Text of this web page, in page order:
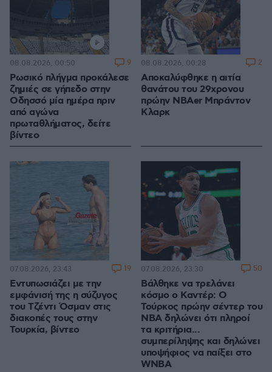
Ρωσικό πλήγμα προκάλεσε
ζημιές σε γήπεδο στην
Οδησσό μία ημέρα πριν
από αγώνα
πρωταθλήματος, δείτε
βίντεο
08.08.2026, 00:50 9
Αποκαλύφθηκε η αιτία
θανάτου του 29χρονου
πρώην NBAer Μπράντον
Κλαρκ
08.08.2026, 00:28 2
Εντυπωσιάζει με την
εμφάνισή της η σύζυγος
του Τζέντι Όσμαν στις
διακοπές τους στην
Τουρκία, βίντεο
07.08.2026, 23:43 19
Βάλθηκε να τρελάνει
κόσμο ο Καντέρ: Ο
Τούρκος πρώην σέντερ του
NBA δηλώνει ότι πληροί
τα κριτήρια...
συμπερίληψης και δηλώνει
υποψήφιος να παίξει στο
WNBA
07.08.2026, 23:30 50